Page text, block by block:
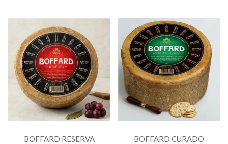
BOFFARD RESERVA
BOFFARD CURADO